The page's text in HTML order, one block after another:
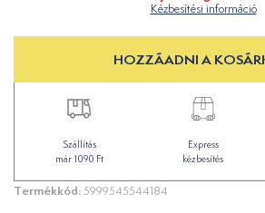
Kézbesítési információ
HOZZÁADNI A
Szállítás
már 1090 Ft
Express
kézbesítés
Termékkód: 5999545544184